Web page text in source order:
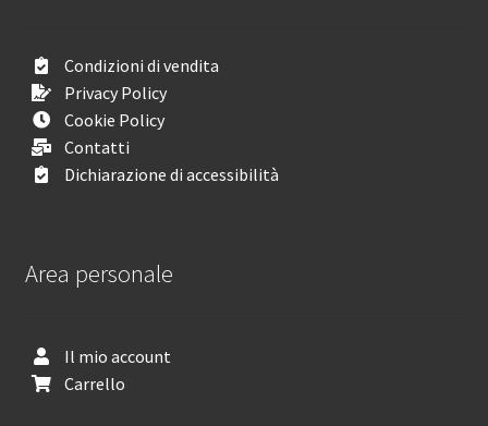
Condizioni di vendita
Privacy Policy
Cookie Policy
Contatti
Dichiarazione di accessibilità
Area personale
Il mio account
Carrello